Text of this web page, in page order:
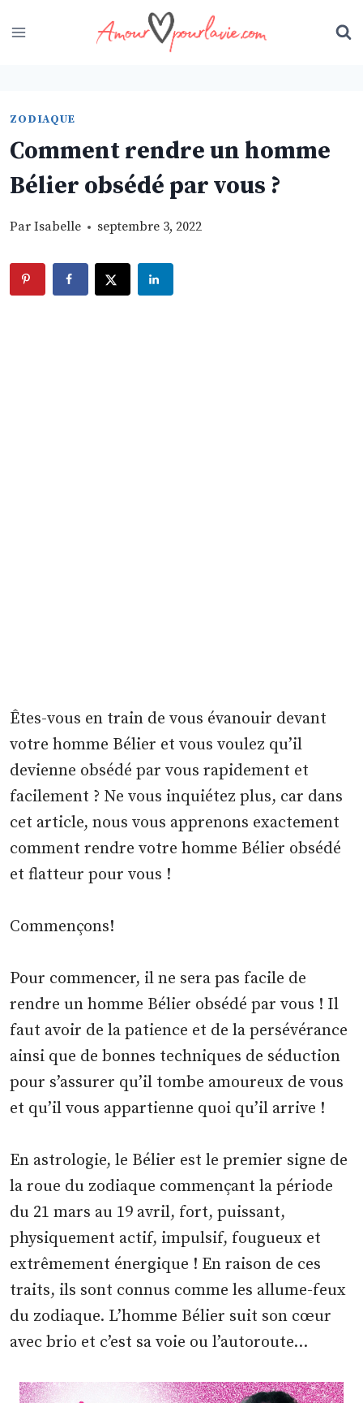
to
ZODIAQUE
Comment rendre un homme
Bélier obsédé par vous ?
Par Isabelle septembre 3, 2022
Êtes-vous en train de vous évanouir devant
votre homme Bélier et vous voulez qu’il
devienne obsédé par vous rapidement et
facilement ? Ne vous inquiétez plus, car dans
cet article, nous vous apprenons exactement
comment rendre votre homme Bélier obsédé
et flatteur pour vous !
Commençons!
Pour commencer, il ne sera pas facile de
rendre un homme Bélier obsédé par vous ! Il
faut avoir de la patience et de la persévérance
ainsi que de bonnes techniques de séduction
pour s’assurer qu’il tombe amoureux de vous
et qu’il vous appartienne quoi qu’il arrive !
En astrologie, le Bélier est le premier signe de
la roue du zodiaque commençant la période
du 21 mars au 19 avril, fort, puissant,
physiquement actif, impulsif, fougueux et
extrêmement énergique ! En raison de ces
traits, ils sont connus comme les allume-feux
du zodiaque. L’homme Bélier suit son cœur
avec brio et c’est sa voie ou l’autoroute…